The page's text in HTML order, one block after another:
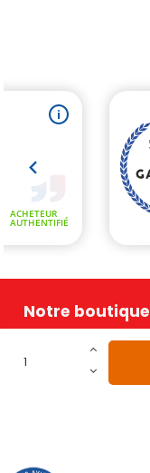
Notre boutique
Nous Contacter